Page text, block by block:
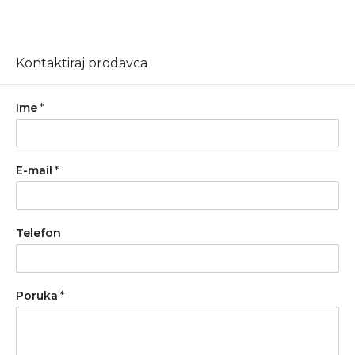
Kontaktiraj prodavca
Ime*
E-mail *
Telefon
Poruka *